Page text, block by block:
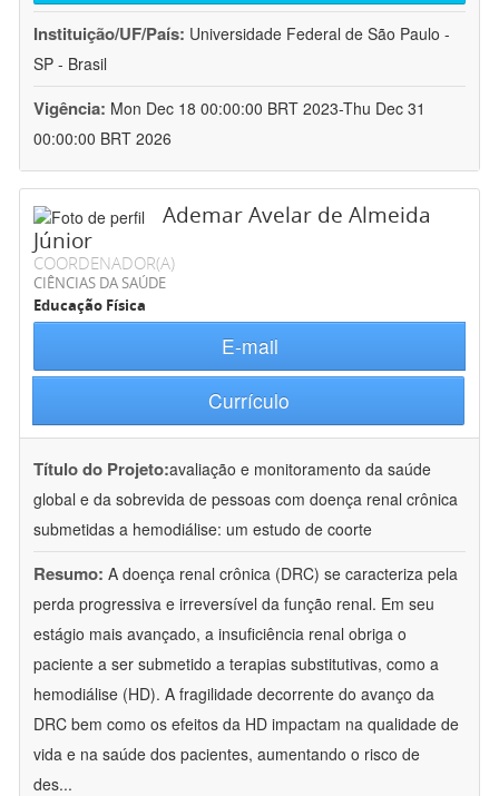
Instituição/UF/País: Universidade Federal de São Paulo -
SP - Brasil
Vigência: Mon Dec 18 00:00:00 BRT 2023-Thu Dec 31
00:00:00 BRT 2026
Ademar Avelar de Almeida
Júnior
COORDENADOR(A)
CIÊNCIAS DA SAÚDE
Educação Física
E-mail
Currículo
Título do Projeto:avaliação e monitoramento da saúde
global e da sobrevida de pessoas com doença renal crônica
submetidas a hemodiálise: um estudo de coorte
Resumo: A doença renal crônica (DRC) se caracteriza pela
perda progressiva e irreversível da função renal. Em seu
estágio mais avançado, a insuficiência renal obriga o
paciente a ser submetido a terapias substitutivas, como a
hemodiálise (HD). A fragilidade decorrente do avanço da
DRC bem como os efeitos da HD impactam na qualidade de
vida e na saúde dos pacientes, aumentando o risco de
des...